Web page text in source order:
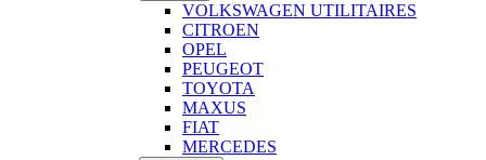
VOLKSWAGEN UTILITAIRES
CITROEN
OPEL
PEUGEOT
TOYOTA
MAXUS
FIAT
MERCEDES